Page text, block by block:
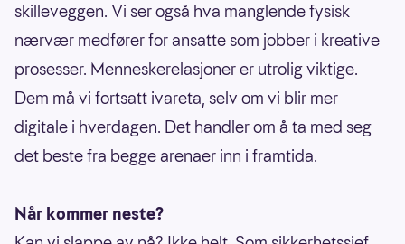
skilleveggen. Vi ser også hva manglende fysisk
nærvær medfører for ansatte som jobber i kreative
prosesser. Menneskerelasjoner er utrolig viktige.
Dem må vi fortsatt ivareta, selv om vi blir mer
digitale i hverdagen. Det handler om å ta med seg
det beste fra begge arenaer inn i framtida.
Når kommer neste?